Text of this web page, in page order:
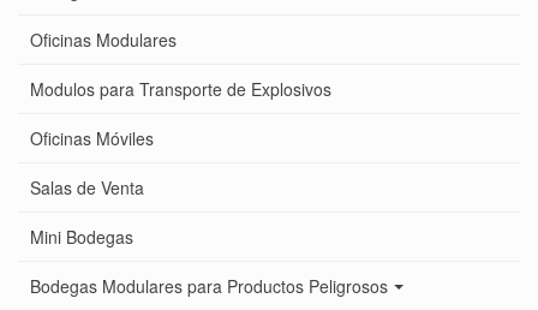
Oficinas Modulares
Modulos para Transporte de Explosivos
Oficinas Móviles
Salas de Venta
Mini Bodegas
Bodegas Modulares para Productos Peligrosos